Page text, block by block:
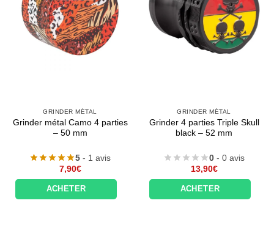
GRINDER MÉTAL
Grinder métal Camo 4 parties
– 50 mm
5 - 1 avis
7,90€
ACHETER
GRINDER MÉTAL
Grinder 4 parties Triple Skull
black – 52 mm
0 - 0 avis
13,90€
ACHETER